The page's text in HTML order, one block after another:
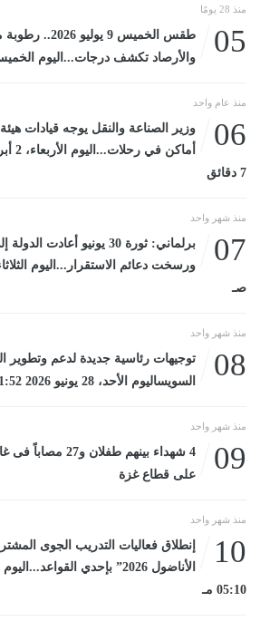
منذ 28 يومًا
05
طقس الخميس 9
والأرصاد تكشف درجات...اليوم الخميس، 9 يوليو 2026
منذ عام واحد
06
وزير الصناعة والنقل يوجه قيادات
7 دقائق
منذ شهر واحد
07
برلماني: ثورة 30 يونيو
صـ
منذ شهر واحد
08
توجيهات رئاسية جديدة لدعم وتطوير
السويساليوم الأحد، 28 يونيو 2026 01:52 مـ
منذ شهر واحد
09
4 شهداء بينهم
على قطاع غزة
منذ شهر واحد
10
إنطلاق فعاليات التدريب الجوى
05:10 مـ